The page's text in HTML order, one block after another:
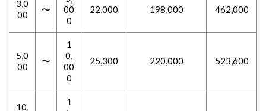
3,0
00
〜
00
0
22,000 198,000 462,000
5,0
00
〜
1
0,
00
0
25,300 220,000 523,600
10,
1